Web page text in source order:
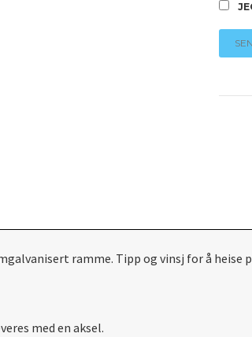
ramme. Tipp og vinsj for å heise
med en aksel.